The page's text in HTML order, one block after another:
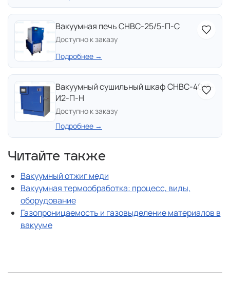
Вакуумная печь СНВС-25/5-П-С
Доступно к заказу
Подробнее →
Вакуумный сушильный шкаф СНВС-40/5-
И2-П-Н
Доступно к заказу
Подробнее →
Читайте также
Вакуумный отжиг меди
Вакуумная термообработка: процесс, виды,
оборудование
Газопроницаемость и газовыделение материалов в
вакууме